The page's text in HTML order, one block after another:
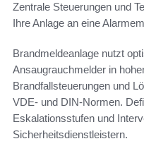
Zentrale Steuerungen und
Ihre Anlage an eine
Brandmeldeanlage nutzt
Ansaugrauchmelder in
Brandfallsteuerungen und
VDE- und DIN-Normen.
Eskalationsstufen und
Sicherheitsdienstleistern.